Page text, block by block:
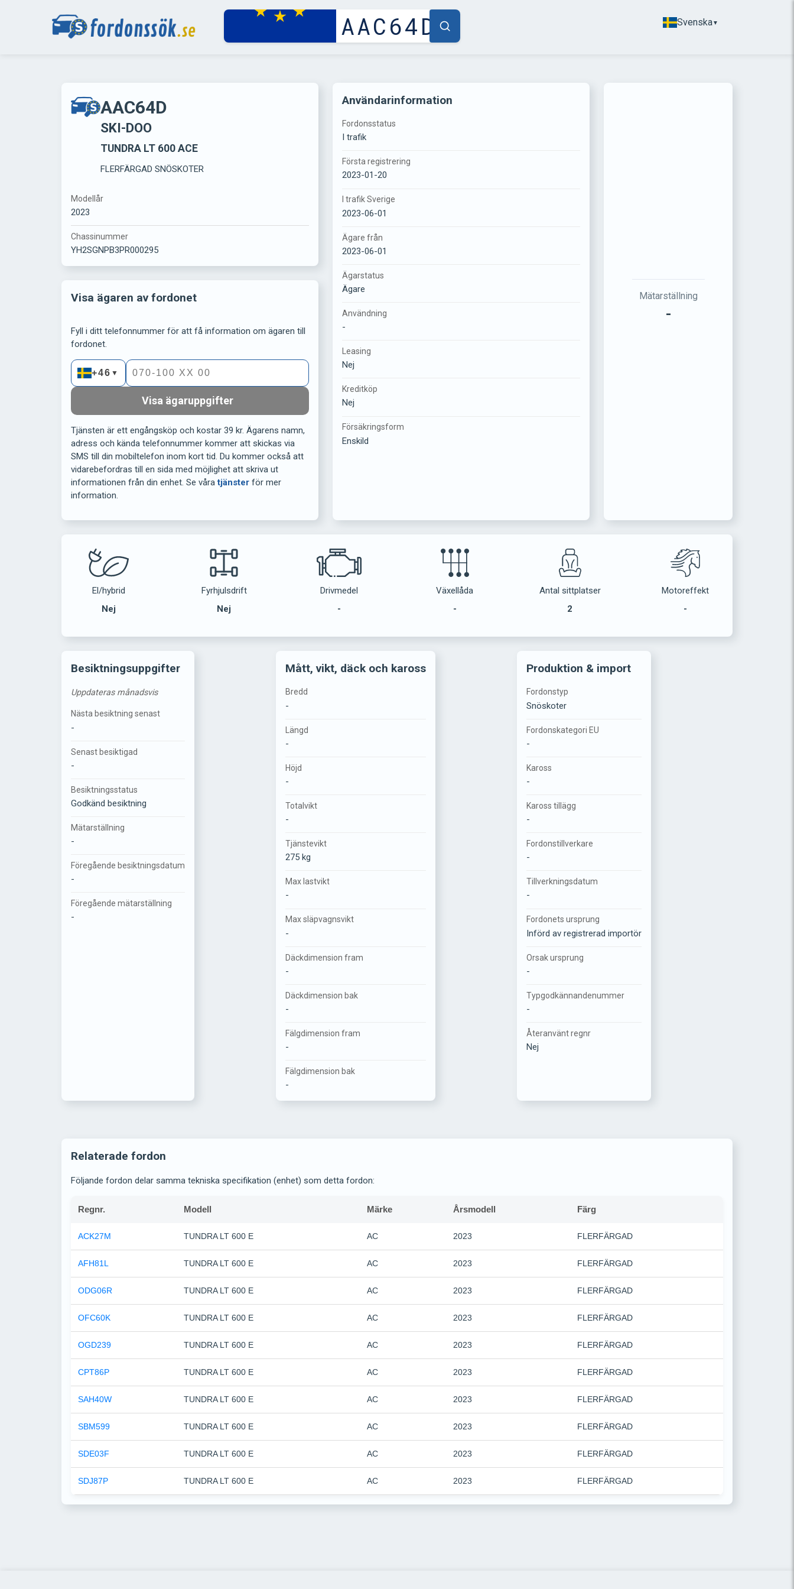
Svenska▼
AAC64D
SKI-DOO
TUNDRA LT 600 ACE
FLERFÄRGAD SNÖSKOTER
Modellår
2023
Chassinummer
YH2SGNPB3PR000295
Visa ägaren av fordonet
Fyll i ditt telefonnummer för att få information om ägaren till
fordonet.
+46 ▼
Visa ägaruppgifter
Tjänsten är ett engångsköp och kostar 39 kr. Ägarens namn,
adress och kända telefonnummer kommer att skickas via
SMS till din mobiltelefon inom kort tid. Du kommer också att
vidarebefordras till en sida med möjlighet att skriva ut
informationen från din enhet. Se våratjänster för mer
information.
Användarinformation
Fordonsstatus
I trafik
Första registrering
2023-01-20
I trafik Sverige
2023-06-01
Ägare från
2023-06-01
Ägarstatus
Ägare
Användning
-
Leasing
Nej
Kreditköp
Nej
Försäkringsform
Enskild
Mätarställning
-
El/hybrid
Nej
Fyrhjulsdrift
Nej
Drivmedel
-
Växellåda
-
Antal sittplatser
2
Motoreffekt
-
Besiktningsuppgifter
Uppdateras månadsvis
Nästa besiktning senast
-
Senast besiktigad
-
Besiktningsstatus
Godkänd besiktning
Mätarställning
-
Föregående besiktningsdatum
-
Föregående mätarställning
-
Mått, vikt, däck och kaross
Bredd
-
Längd
-
Höjd
-
Totalvikt
-
Tjänstevikt
275 kg
Max lastvikt
-
Max släpvagnsvikt
-
Däckdimension fram
-
Däckdimension bak
-
Fälgdimension fram
-
Fälgdimension bak
-
Produktion & import
Fordonstyp
Snöskoter
Fordonskategori EU
-
Kaross
-
Kaross tillägg
-
Fordonstillverkare
-
Tillverkningsdatum
-
Fordonets ursprung
Införd av registrerad importör
Orsak ursprung
-
Typgodkännandenummer
-
Återanvänt regnr
Nej
Relaterade fordon
Följande fordon delar samma tekniska specifikation (enhet) som detta fordon:
Regnr. Modell Märke Årsmodell Färg
ACK27M TUNDRA LT 600 E AC 2023 FLERFÄRGAD
AFH81L TUNDRA LT 600 E AC 2023 FLERFÄRGAD
ODG06R TUNDRA LT 600 E AC 2023 FLERFÄRGAD
OFC60K TUNDRA LT 600 E AC 2023 FLERFÄRGAD
OGD239 TUNDRA LT 600 E AC 2023 FLERFÄRGAD
CPT86P TUNDRA LT 600 E AC 2023 FLERFÄRGAD
SAH40W TUNDRA LT 600 E AC 2023 FLERFÄRGAD
SBM599 TUNDRA LT 600 E AC 2023 FLERFÄRGAD
SDE03F TUNDRA LT 600 E AC 2023 FLERFÄRGAD
SDJ87P TUNDRA LT 600 E AC 2023 FLERFÄRGAD